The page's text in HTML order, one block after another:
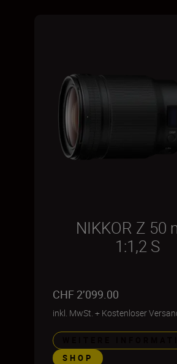
NIKKOR Z 50
1:1,2 S
CHF 2’099.00
inkl. MwSt. + Kostenloser
SHOP